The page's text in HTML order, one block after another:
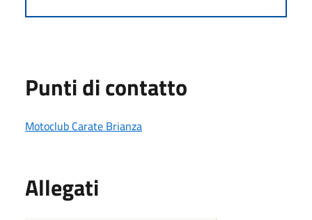
Punti di contatto
Motoclub Carate Brianza
Allegati